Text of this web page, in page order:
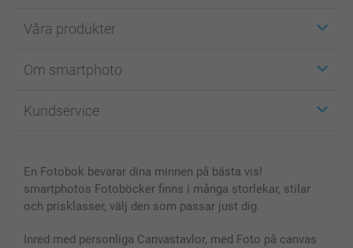
Våra produkter
Fotokort
Fotoböcker
Skal till Mobil & Surfplatta
MyNameBook
Fotoramar & Tillbehör
Om smartphoto
För affiliates
Sitemap
Villkor och garantier
Kundservice
smartbonus
Priser & betalning
En Fotobok bevarar dina minnen på bästa vis!
smartphotos Fotoböcker finns i många storlekar, stilar
och prisklasser, välj den som passar just dig.
Inred med personliga Canvastavlor, med Foto på canvas